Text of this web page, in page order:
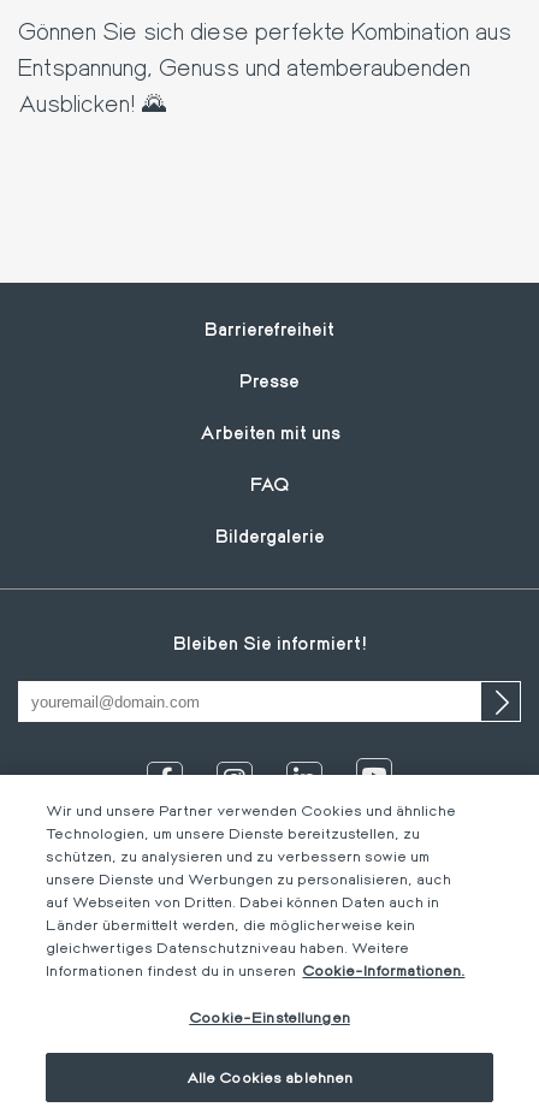
Gönnen Sie sich diese perfekte Kombination aus
Entspannung, Genuss und atemberaubenden
Ausblicken! 🌄
Footer
Barrierefreiheit
Presse
Arbeiten mit uns
FAQ
Bildergalerie
Bleiben Sie informiert!
Footer
Rechtliche Hinweise
Privacy Policy & Impressum
DE
IT
DE
FR
Wir und unsere Partner verwenden Cookies und ähnliche
Technologien, um unsere Dienste bereitzustellen, zu
schützen, zu analysieren und zu verbessern sowie um
unsere Dienste und Werbungen zu personalisieren, auch
auf Webseiten von Dritten. Dabei können Daten auch in
Länder übermittelt werden, die möglicherweise kein
gleichwertiges Datenschutzniveau haben. Weitere
Informationen findest du in unseren Cookie-Informationen.
Cookie-Einstellungen
Alle Cookies ablehnen